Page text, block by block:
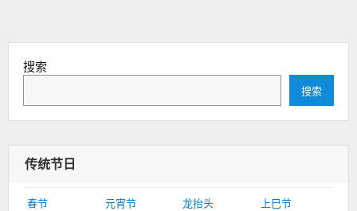
搜索
搜索
传统节日
春节 元宵节 龙抬头
上巳节